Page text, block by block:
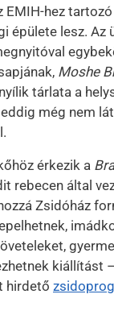
EMIH-hez
épülete lesz. Az
Moshe
tárlata a
még nem
érkezik a
rebecen által
Zsidóház
kiállítást
hirdető